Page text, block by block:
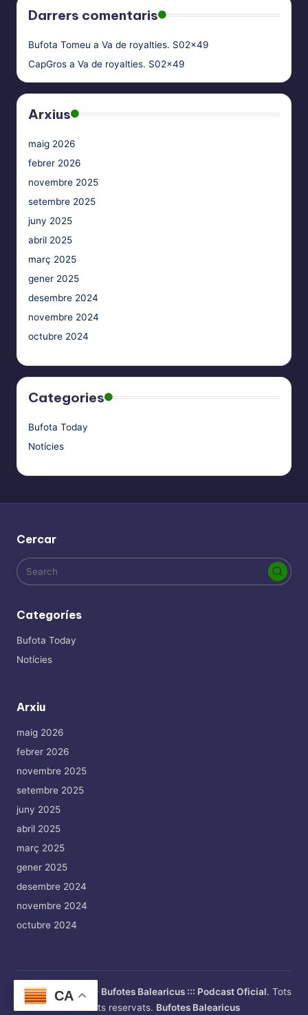
Darrers comentaris
Bufota Tomeu a Va de royalties. S02x49
CapGros a Va de royalties. S02x49
Arxius
maig 2026
febrer 2026
novembre 2025
setembre 2025
juny 2025
abril 2025
març 2025
gener 2025
desembre 2024
novembre 2024
octubre 2024
Categories
Bufota Today
Notícies
Cercar
Categoríes
Bufota Today
Notícies
Arxiu
maig 2026
febrer 2026
novembre 2025
setembre 2025
juny 2025
abril 2025
març 2025
gener 2025
desembre 2024
novembre 2024
octubre 2024
Copyright 2026 — Bufotes Balearicus ::: Podcast Oficial. Tots
els drets reservats. Bufotes Balearicus
CA